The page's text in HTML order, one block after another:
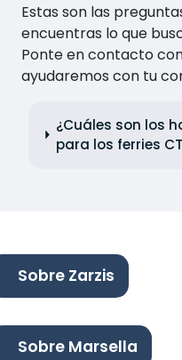
Estas son las
encuentras lo que
Ponte en contacto
ayudaremos con tu
¿Cuáles son los
para los ferries
Sobre Zarzis
Sobre Marsella